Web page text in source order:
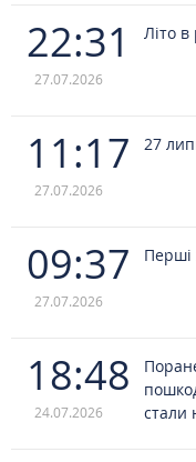
22:31
27.07.2026
Літо в
11:17
27.07.2026
27
09:37
27.07.2026
Перші
18:48
24.07.2026
стали